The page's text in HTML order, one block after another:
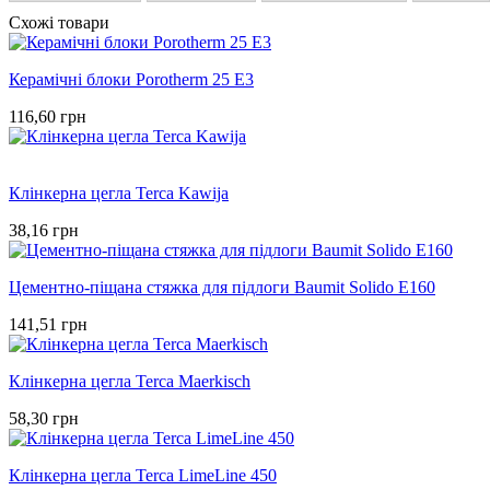
Схожі товари
Керамічні блоки Porotherm 25 E3
116,60 грн
Клінкерна цегла Terca Kawija
38,16 грн
Цементно-піщана стяжка для підлоги Baumit Solido E160
141,51 грн
Клінкерна цегла Terca Maerkisch
58,30 грн
Клінкерна цегла Terca LimeLine 450